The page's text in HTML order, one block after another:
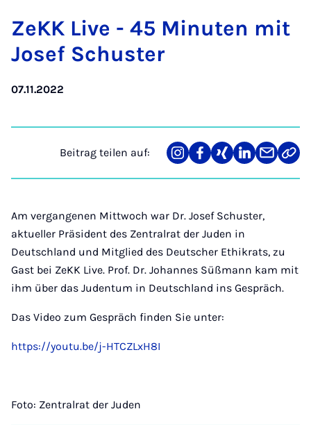
ZeKK Live - 45 Mi­nu­ten mit
Jo­sef Schus­ter
07.11.2022
Beitrag teilen auf:
Teilen
auf
Teilen
auf
Teilen
auf
Teilen
auf
Teilen
über
Link
Am vergangenen Mittwoch war Dr. Josef Schuster,
aktueller Präsident des Zentralrat der Juden in
Deutschland und Mitglied des Deutscher Ethikrats, zu
Gast bei ZeKK Live. Prof. Dr. Johannes Süßmann kam mit
ihm über das Judentum in Deutschland ins Gespräch.
Das Video zum Gespräch finden Sie unter:
https://youtu.be/j-HTCZLxH8I
Foto: Zentralrat der Juden